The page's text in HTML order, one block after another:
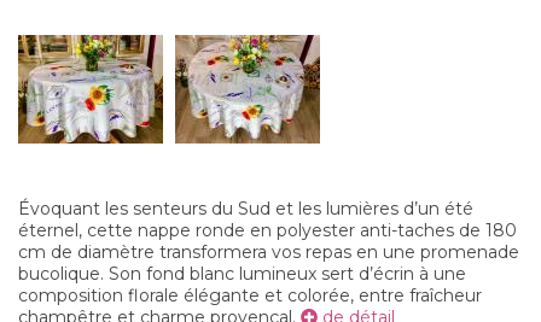
Évoquant les senteurs du Sud et les lumières d’un été
éternel, cette nappe ronde en polyester anti-taches de 180
cm de diamètre transformera vos repas en une promenade
bucolique. Son fond blanc lumineux sert d’écrin à une
composition florale élégante et colorée, entre fraîcheur
champêtre et charme provençal.
de détail